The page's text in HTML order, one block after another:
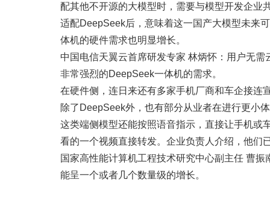
配其他不开源的大模型时，需要与模型开发企业
适配DeepSeek后，意味着这一国产大模型未来
体机的硬件需求也明显增长。
中国电信天翼云首席研发专家 林炳怀：用户无
非常强烈的DeepSeek一体机的需求。
在硬件侧，连日来还有多家手机厂商和车企接连
除了DeepSeek外，也有部分从业者在进行更小
这类端侧模型还能按照语音指示，直接让手机或
看的一个视频直接转发。企业负责人介绍，他们
国家高性能计算机工程技术研究中心副主任 曹
能呈一个或者几个数量级的增长。